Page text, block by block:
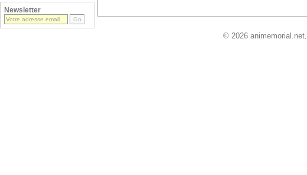
Newsletter
© 2026 animemorial.net